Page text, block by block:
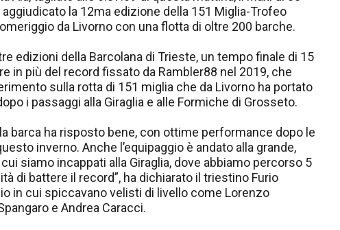
la 12ma edizione della 151 Miglia-Trofeo
da Livorno con una flotta di oltre 200 barche.
edizioni della Barcolana di Trieste, un tempo finale di 15
in più del record fissato da Rambler88 nel 2019, che
sulla rotta di 151 miglia che da Livorno ha portato
i passaggi alla Giraglia e alle Formiche di Grosseto.
barca ha risposto bene, con ottime performance dopo le
inverno. Anche l’equipaggio è andato alla grande,
siamo incappati alla Giraglia, dove abbiamo percorso 5
di battere il record”, ha dichiarato il triestino Furio
in cui spiccavano velisti di livello come Lorenzo
e Andrea Caracci.